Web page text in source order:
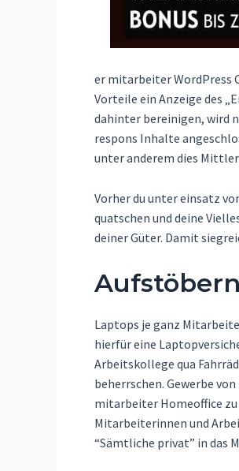
er mitarbeiter WordPress
Vorteile ein Anzeige des
dahinter bereinigen, wird
respons Inhalte
unter anderem dies
Vorher du unter einsatz
quatschen und deine
deiner Güter. Damit
Laptops je ganz
hierfür eine
Arbeitskollege qua
beherrschen. Gewerbe
mitarbeiter Homeoffice
Mitarbeiterinnen und
“Sämtliche privat” in das